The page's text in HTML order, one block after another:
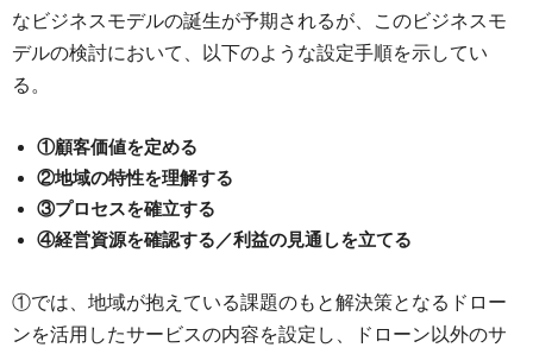
なビジネスモデルの誕生が予期されるが、このビジネスモ
デルの検討において、以下のような設定手順を示してい
る。
①顧客価値を定める
②地域の特性を理解する
③プロセスを確立する
④経営資源を確認する／利益の見通しを立てる
①では、地域が抱えている課題のもと解決策となるドロー
ンを活用したサービスの内容を設定し、ドローン以外のサ